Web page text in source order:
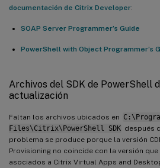
documentación de Citrix Developer:
SOAP Server Programmer’s Guide
PowerShell with Object Programmer’s
Archivos del SDK de PowerShell
actualización
Faltan los archivos ubicados en
Files\Citrix\PowerShell SDK después
problema se produce porque la versión
Provisioning no coincide con la versión
asociados a Citrix Virtual Apps and